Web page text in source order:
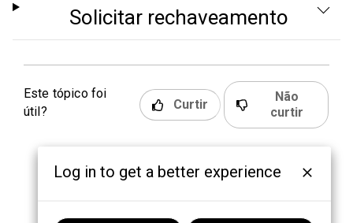
Solicitar rechaveamento
Este tópico foi
útil?
Curtir
Não
curtir
Log in to get a better experience